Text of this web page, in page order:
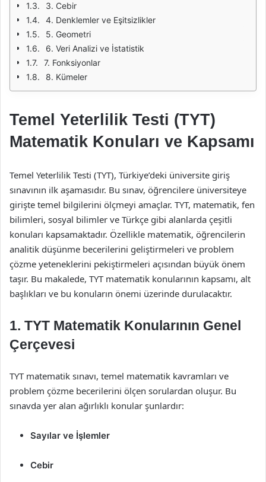
3. Cebir
4. Denklemler ve Eşitsizlikler
5. Geometri
6. Veri Analizi ve İstatistik
7. Fonksiyonlar
8. Kümeler
Temel Yeterlilik Testi (TYT)
Matematik Konuları ve Kapsamı
Temel Yeterlilik Testi (TYT), Türkiye’deki üniversite giriş
sınavının ilk aşamasıdır. Bu sınav, öğrencilere üniversiteye
girişte temel bilgilerini ölçmeyi amaçlar. TYT, matematik, fen
bilimleri, sosyal bilimler ve Türkçe gibi alanlarda çeşitli
konuları kapsamaktadır. Özellikle matematik, öğrencilerin
analitik düşünme becerilerini geliştirmeleri ve problem
çözme yeteneklerini pekiştirmeleri açısından büyük önem
taşır. Bu makalede, TYT matematik konularının kapsamı, alt
başlıkları ve bu konuların önemi üzerinde durulacaktır.
1. TYT Matematik Konularının Genel
Çerçevesi
TYT matematik sınavı, temel matematik kavramları ve
problem çözme becerilerini ölçen sorulardan oluşur. Bu
sınavda yer alan ağırlıklı konular şunlardır:
Sayılar ve İşlemler
Cebir